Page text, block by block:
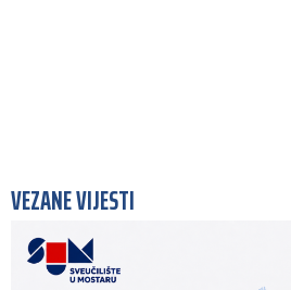
VEZANE VIJESTI